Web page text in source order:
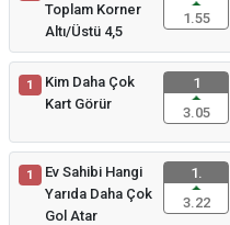
Toplam Korner
Altı/Üstü 4,5
1.55
1
Kim Daha Çok
Kart Görür
1
3.05
1
Ev Sahibi Hangi
Yarıda Daha Çok
Gol Atar
1.
3.22